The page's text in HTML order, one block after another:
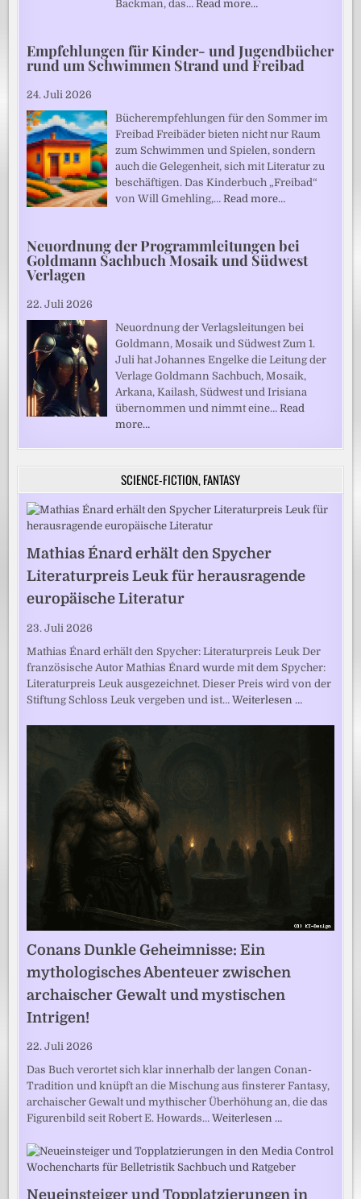
Backman, das… Read more…
Empfehlungen für Kinder- und Jugendbücher
rund um Schwimmen Strand und Freibad
24. Juli 2026
Bücherempfehlungen für den Sommer im
Freibad Freibäder bieten nicht nur Raum
zum Schwimmen und Spielen, sondern
auch die Gelegenheit, sich mit Literatur zu
beschäftigen. Das Kinderbuch „Freibad“
von Will Gmehling,…Read more…
Neuordnung der Programmleitungen bei
Goldmann Sachbuch Mosaik und Südwest
Verlagen
22. Juli 2026
Neuordnung der Verlagsleitungen bei
Goldmann, Mosaik und Südwest Zum 1.
Juli hat Johannes Engelke die Leitung der
Verlage Goldmann Sachbuch, Mosaik,
Arkana, Kailash, Südwest und Irisiana
übernommen und nimmt eine…Read
more…
SCIENCE-FICTION, FANTASY
Mathias Énard erhält den Spycher
Literaturpreis Leuk für herausragende
europäische Literatur
23. Juli 2026
Mathias Énard erhält den Spycher: Literaturpreis Leuk Der
französische Autor Mathias Énard wurde mit dem Spycher:
Literaturpreis Leuk ausgezeichnet. Dieser Preis wird von der
Stiftung Schloss Leuk vergeben und ist…Weiterlesen …
Conans Dunkle Geheimnisse: Ein
mythologisches Abenteuer zwischen
archaischer Gewalt und mystischen
Intrigen!
22. Juli 2026
Das Buch verortet sich klar innerhalb der langen Conan-
Tradition und knüpft an die Mischung aus finsterer Fantasy,
archaischer Gewalt und mythischer Überhöhung an, die das
Figurenbild seit Robert E. Howards…Weiterlesen …
Neueinsteiger und Topplatzierungen in